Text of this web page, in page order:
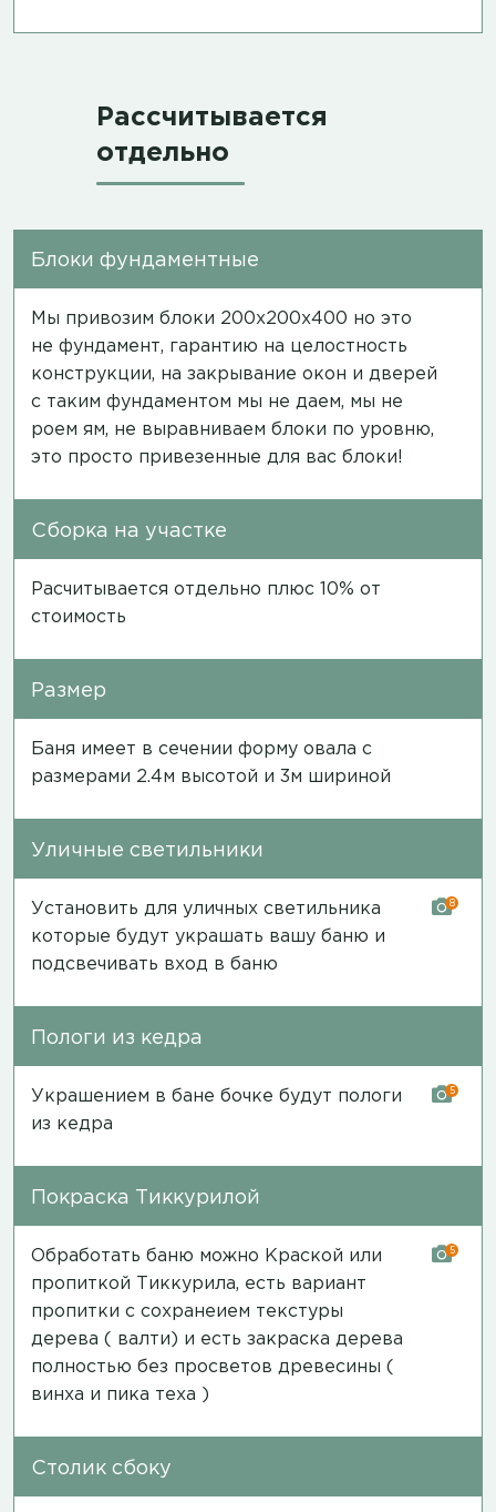
Рассчитывается
отдельно
Блоки фундаментные
Мы привозим блоки 200х200х400 но это
не фундамент, гарантию на целостность
конструкции, на закрывание окон и дверей
с таким фундаментом мы не даем, мы не
роем ям, не выравниваем блоки по уровню,
это просто привезенные для вас блоки!
Сборка на участке
Расчитывается отдельно плюс 10% от
стоимость
Размер
Баня имеет в сечении форму овала с
размерами 2.4м высотой и 3м шириной
Уличные светильники
Установить для уличных светильника
которые будут украшать вашу баню и
подсвечивать вход в баню
8
Пологи из кедра
Украшением в бане бочке будут пологи
из кедра
5
Покраска Тиккурилой
Обработать баню можно Краской или
пропиткой Тиккурила, есть вариант
пропитки с сохранеием текстуры
дерева ( валти) и есть закраска дерева
полностью без просветов древесины (
винха и пика теха )
5
Столик сбоку